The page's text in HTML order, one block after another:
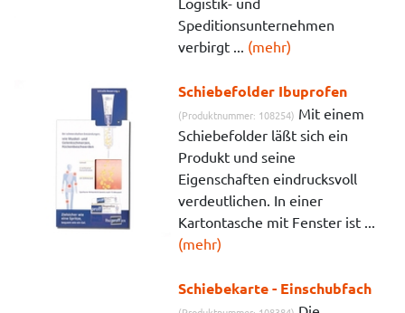
Speditionsunternehmen
verbirgt ... (mehr)
Schiebefolder Ibuprofen
(Produktnummer: 108254) Mit einem
Schiebefolder läßt sich ein
Produkt und seine
Eigenschaften eindrucksvoll
verdeutlichen. In einer
Kartontasche mit Fenster ist ...
(mehr)
Schiebekarte - Einschubfach